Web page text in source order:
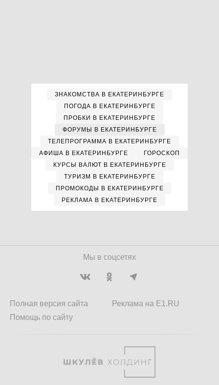
ЗНАКОМСТВА В ЕКАТЕРИНБУРГЕ
ПОГОДА В ЕКАТЕРИНБУРГЕ
ПРОБКИ В ЕКАТЕРИНБУРГЕ
ФОРУМЫ В ЕКАТЕРИНБУРГЕ
ТЕЛЕПРОГРАММА В ЕКАТЕРИНБУРГЕ
АФИША В ЕКАТЕРИНБУРГЕ
ГОРОСКОП
КУРСЫ ВАЛЮТ В ЕКАТЕРИНБУРГЕ
ТУРИЗМ В ЕКАТЕРИНБУРГЕ
ПРОМОКОДЫ В ЕКАТЕРИНБУРГЕ
РЕКЛАМА В ЕКАТЕРИНБУРГЕ
Мы в соцсетях
Полная версия сайта
Помощь по сайту
Реклама на E1.RU